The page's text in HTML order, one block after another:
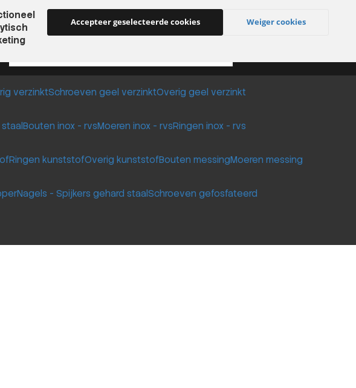
Klantenservice
verzinktSchroeven geel verzinktOverig geel verzinkt
Bouten inox - rvsMoeren inox - rvsRingen inox - rvs
Ringen kunststofOverig kunststofBouten messingMoeren messing
Nagels - Spijkers gehard staalSchroeven gefosfateerd
Accepteer geselecteerde cookies Weiger cookies